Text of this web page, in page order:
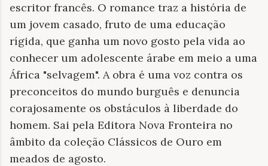
escritor francês. O romance traz a história de
um jovem casado, fruto de uma educação
rígida, que ganha um novo gosto pela vida ao
conhecer um adolescente árabe em meio a uma
África "selvagem". A obra é uma voz contra os
preconceitos do mundo burguês e denuncia
corajosamente os obstáculos à liberdade do
homem. Sai pela Editora Nova Fronteira no
âmbito da coleção Clássicos de Ouro em
meados de agosto.